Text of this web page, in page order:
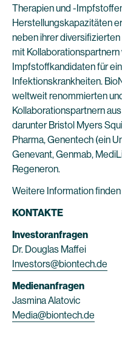
Therapien und -
Herstellungskapazitäten
neben ihrer
mit
Impfstoffkandidaten für
Infektionskrankheiten.
weltweit renommierten
Kollaborationspartnern
darunter Bristol Myers
Pharma, Genentech (ein
Genevant, Genmab,
Regeneron.
Weitere Information finden
KONTAKTE
Investoranfragen
Dr. Douglas Maffei
Investors@biontech.de
Medienanfragen
Jasmina Alatovic
Media@biontech.de